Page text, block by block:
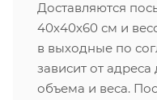
Доставляются
40х40х60 см и
в выходные по
зависит от адреса
объема и веса.